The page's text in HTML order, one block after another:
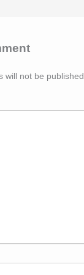
will not be published.